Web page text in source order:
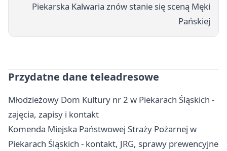
Piekarska Kalwaria znów stanie się sceną Męki
Pańskiej
Przydatne dane teleadresowe
Młodzieżowy Dom Kultury nr 2 w Piekarach Śląskich -
zajęcia, zapisy i kontakt
Komenda Miejska Państwowej Straży Pożarnej w
Piekarach Śląskich - kontakt, JRG, sprawy prewencyjne